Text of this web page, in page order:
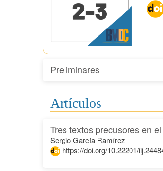
Preliminares
Artículos
Tres textos precusores en
Sergio García Ramírez
https://doi.org/10.22201/